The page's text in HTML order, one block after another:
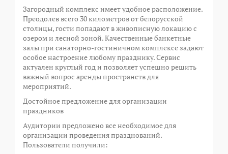
Загородный комплекс имеет удобное расположение.
Преодолев всего 30 километров от белорусской
столицы, гости попадают в живописную локацию с
озером и лесной зоной. Качественные банкетные
залы при санаторно-гостиничном комплексе задают
особое настроение любому празднику. Сервис
актуален круглый год и позволяет успешно решить
важный вопрос аренды пространств для
мероприятий.
Достойное предложение для организации
праздников
Аудитории предложено все необходимое для
организации проведения празднований.
Пользователи получили: